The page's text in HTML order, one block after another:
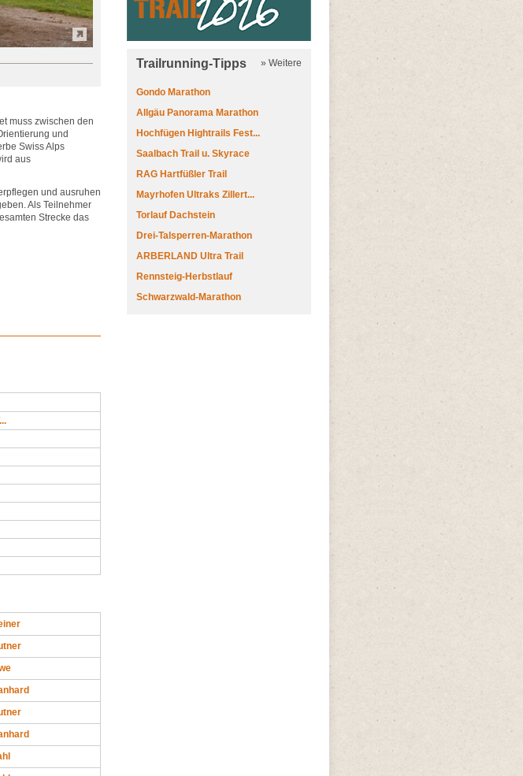
muss zwischen den
und
Swiss Alps
aus
und ausruhen
Als Teilnehmer
Strecke das
Trailrunning-Tipps » Weitere
Gondo Marathon
Allgäu Panorama Marathon
Hochfügen Hightrails Fest...
Saalbach Trail u. Skyrace
RAG Hartfüßler Trail
Mayrhofen Ultraks Zillert...
Torlauf Dachstein
Drei-Talsperren-Marathon
ARBERLAND Ultra Trail
Rennsteig-Herbstlauf
Schwarzwald-Marathon